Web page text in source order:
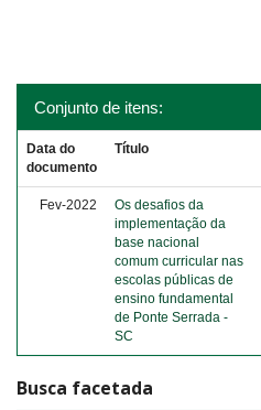
Conjunto de itens:
Data do
documento
Título
Fev-2022
Os desafios da
implementação da
base nacional
comum curricular nas
escolas públicas de
ensino fundamental
de Ponte Serrada -
SC
Busca facetada